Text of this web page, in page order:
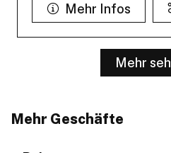
Mehr Infos
Mehr
Mehr Geschäfte